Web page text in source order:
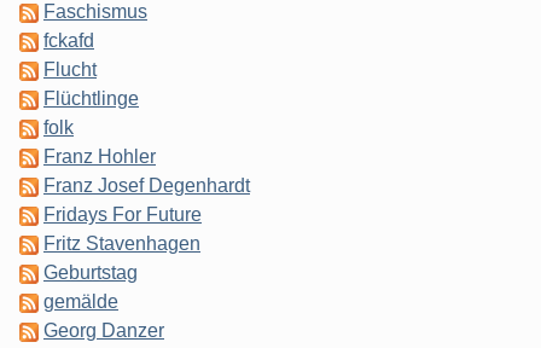
Faschismus
fckafd
Flucht
Flüchtlinge
folk
Franz Hohler
Franz Josef Degenhardt
Fridays For Future
Fritz Stavenhagen
Geburtstag
gemälde
Georg Danzer